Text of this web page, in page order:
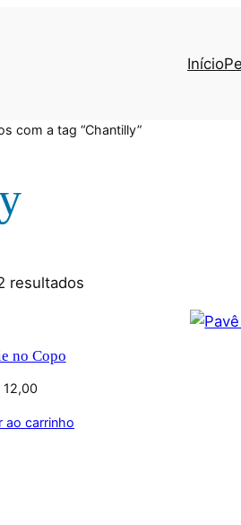
Início
com a tag “Chantilly”
resultados
no Copo
12,00
ao carrinho